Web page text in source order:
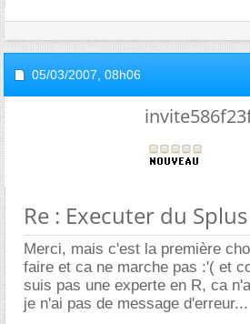
05/03/2007, 08h06
Re : Executer du
Merci, mais c'est la première
faire et ca ne marche pas :'( et
suis pas une experte en R, ca
je n'ai pas de message d'erreur...